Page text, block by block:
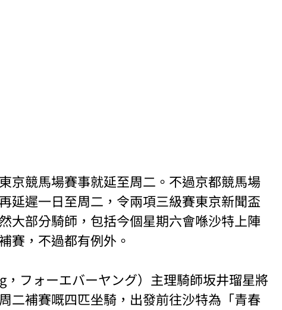
京競馬場賽事就延至周二。不過京都競馬場
延遲一日至周二，令兩項三級賽東京新聞盃
大部分騎師，包括今個星期六會喺沙特上陣
賽，不過都有例外。
，フォーエバーヤング）主理騎師坂井瑠星將
二補賽嘅四匹坐騎，出發前往沙特為「青春